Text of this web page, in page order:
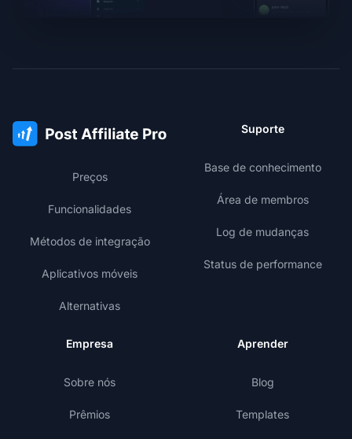
Preços
Funcionalidades
Métodos de integração
Aplicativos móveis
Alternativas
Suporte
Base de conhecimento
Área de membros
Log de mudanças
Status de performance
Empresa
Sobre nós
Prêmios
Aprender
Blog
Templates